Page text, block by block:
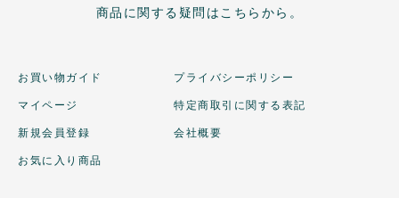
商品に関する疑問はこちらから。
お買い物ガイド
マイページ
新規会員登録
お気に入り商品
プライバシーポリシー
特定商取引に関する表記
会社概要